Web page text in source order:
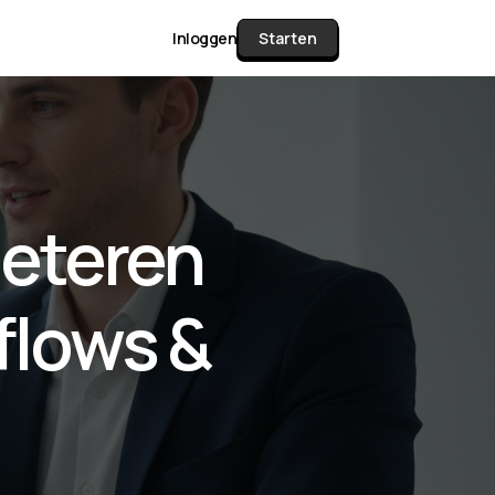
Matrix
alle pakketten en mogelijkheden
documenten verzamelen en facturen
tot controleren, boeken, bank
& klant dashboard.
Inloggen Starten
&